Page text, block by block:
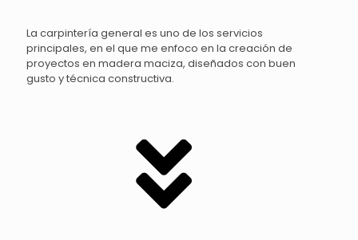
La carpintería general es uno de los servicios
principales, en el que me enfoco en la creación de
proyectos en madera maciza, diseñados con buen
gusto y técnica constructiva.